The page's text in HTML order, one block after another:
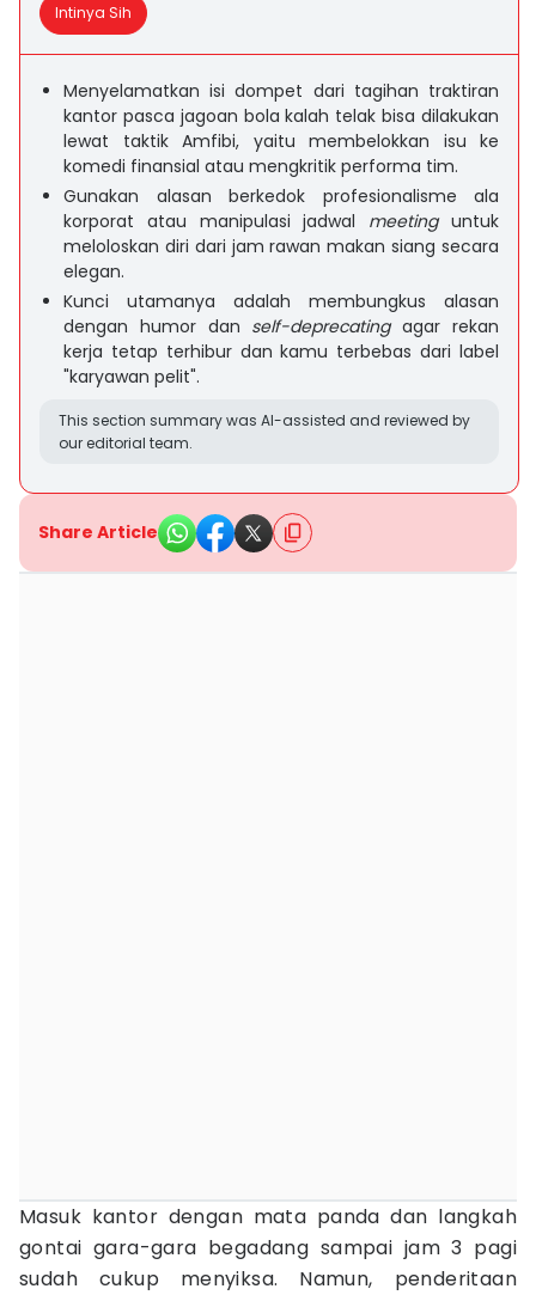
Intinya Sih
Menyelamatkan isi dompet dari tagihan traktiran
kantor pasca jagoan bola kalah telak bisa dilakukan
lewat taktik Amfibi, yaitu membelokkan isu ke
komedi finansial atau mengkritik performa tim.
Gunakan alasan berkedok profesionalisme ala
korporat atau manipulasi jadwal meetinguntuk
meloloskan diri dari jam rawan makan siang secara
elegan.
Kunci utamanya adalah membungkus alasan
dengan humor dan self-deprecatingagar rekan
kerja tetap terhibur dan kamu terbebas dari label
"karyawan pelit".
This section summary was AI-assisted and reviewed by
our editorial team.
Share Article
Masuk kantor dengan mata panda dan langkah
gontai gara-gara begadang sampai jam 3 pagi
sudah cukup menyiksa. Namun, penderitaan